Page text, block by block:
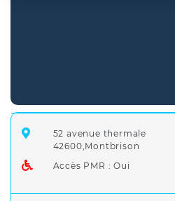
52 avenue thermale
42600,Montbrison
Accès PMR : Oui